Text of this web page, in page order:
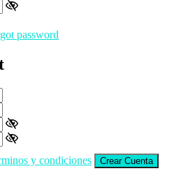
password
y condiciones Crear Cuenta